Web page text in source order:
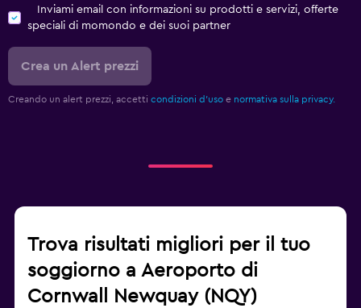
Inviami email con informazioni su prodotti e servizi, offerte
speciali di momondo e dei suoi partner
Crea un Alert prezzi
Creando un alert prezzi, accetti condizioni d'uso e normativa sulla privacy.
Trova risultati migliori per il tuo
soggiorno a Aeroporto di
Cornwall Newquay (NQY)